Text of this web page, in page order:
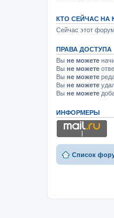
КТО СЕЙЧАС НА
Сейчас этот
ПРАВА ДОСТУПА
Вы не можете
Вы не можете
Вы не можете
Вы не можете
Вы не можете
ИНФОРМЕРЫ
Список